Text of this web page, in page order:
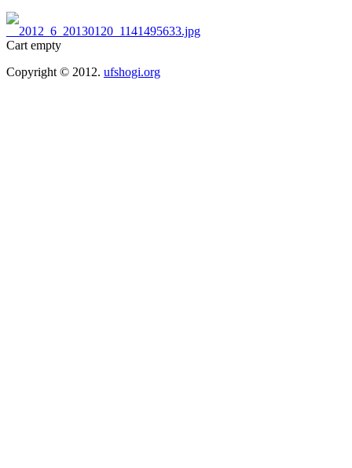
Cart empty
Copyright © 2012. ufshogi.org